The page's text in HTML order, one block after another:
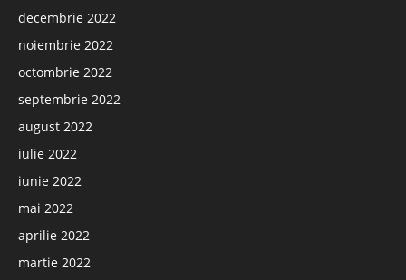
decembrie 2022
noiembrie 2022
octombrie 2022
septembrie 2022
august 2022
iulie 2022
iunie 2022
mai 2022
aprilie 2022
martie 2022